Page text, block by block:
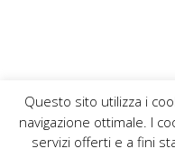
Questo sito utilizza i
navigazione ottimale. I
servizi offerti e a fini